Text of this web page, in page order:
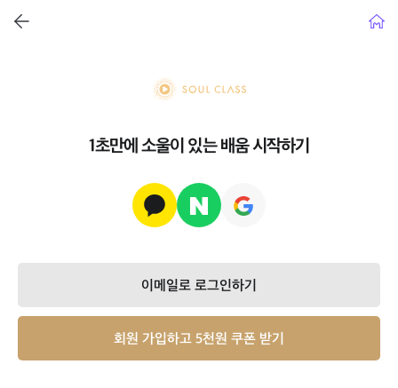
뒤로가기 홈
soul class
1초만에 소울이 있는 배움 시작하기
이메일로 로그인하기
회원 가입하고 5천원 쿠폰 받기